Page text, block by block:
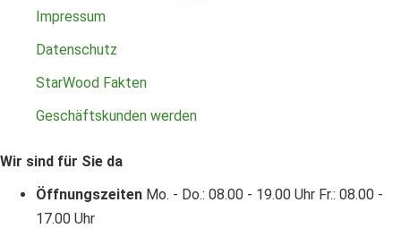
Impressum
Datenschutz
StarWood Fakten
Geschäftskunden werden
Wir sind für Sie da
Öffnungszeiten Mo. - Do.: 08.00 - 19.00 Uhr Fr.: 08.00 -
17.00 Uhr